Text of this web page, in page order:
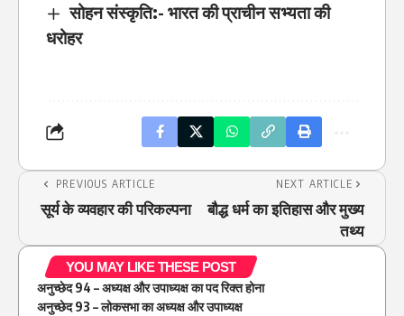
सोहन संस्कृति:- भारत की प्राचीन सभ्यता की
धरोहर
PREVIOUS ARTICLE
सूर्य के व्यवहार की परिकल्पना
NEXT ARTICLE
बौद्ध धर्म का इतिहास और मुख्य
तथ्य
YOU MAY LIKE THESE POST
अनुच्छेद 94 – अध्यक्ष और उपाध्यक्ष का पद रिक्त होना
अनुच्छेद 93 – लोकसभा का अध्यक्ष और उपाध्यक्ष